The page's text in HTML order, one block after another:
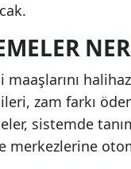
maaşlarını
zam farkı
sistemde
merkezlerine